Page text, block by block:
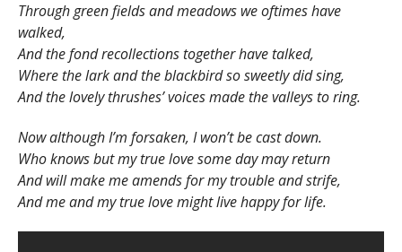
Through green fields and meadows we oftimes have
walked,
And the fond recollections together have talked,
Where the lark and the blackbird so sweetly did sing,
And the lovely thrushes’ voices made the valleys to ring.
Now although I’m forsaken, I won’t be cast down.
Who knows but my true love some day may return
And will make me amends for my trouble and strife,
And me and my true love might live happy for life.